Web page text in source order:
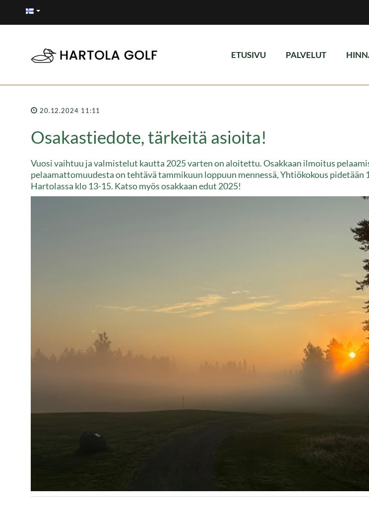
ETUSIVU PALVELUT
20.12.2024 11:11
Osakastiedote, tärkeitä asioita!
Vuosi vaihtuu ja valmistelut kautta 2025 varten on aloitettu. Osakkaan ilmoitus
pelaamattomuudesta on tehtävä tammikuun loppuun mennessä, Yhtiökokous pidetään
Hartolassa klo 13-15. Katso myös osakkaan edut 2025!